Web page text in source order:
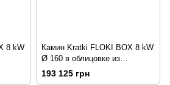
8 kW
Камин Kratki FLOKI BOX 8 kW
Ø 160 в облицовке из
керамогранита OXIDE
193 125 грн